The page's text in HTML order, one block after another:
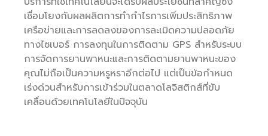
เชื่อมโยงกับผลผลิตการทำกำไรการเพิ่มประสิทธิภาพ
เครือข่ายและการลดลงของการละเมิดความปลอดภัย
ทางไซเบอร์ การลงทุนในการติดตาม GPS สำหรับระบบ
การจัดการยานพาหนะและการติดตามยานพาหนะของ
คุณไม่ถือเป็นความหรูหราอีกต่อไป แต่เป็นข้อกำหนด
เร่งด่วนสำหรับการเข้าร่วมในตลาดโลจิสติกส์ที่ขับ
เคลื่อนด้วยเทคโนโลยีในปัจจุบัน